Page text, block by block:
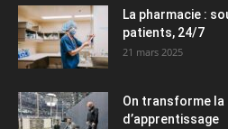
La pharmacie :
patients, 24/7
21 mars 2025
On transforme la
d’apprentissage